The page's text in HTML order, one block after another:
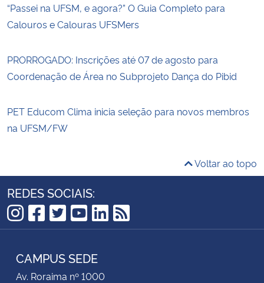
“Passei na UFSM, e agora?” O Guia Completo para
Calouros e Calouras UFSMers
PRORROGADO: Inscrições até 07 de agosto para
Coordenação de Área no Subprojeto Dança do Pibid
PET Educom Clima inicia seleção para novos membros
na UFSM/FW
Voltar ao topo
REDES SOCIAIS:
Instagram
Facebook
Twitter
YouTube
LinkedIn
RSS
CAMPUS SEDE
Av. Roraima nº 1000